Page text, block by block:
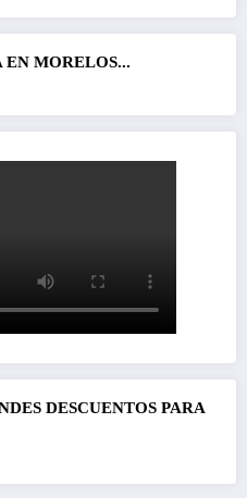
MORELOS...
DESCUENTOS PARA